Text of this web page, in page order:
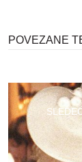
POVEZANE